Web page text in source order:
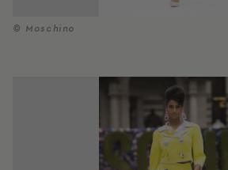
© Moschino